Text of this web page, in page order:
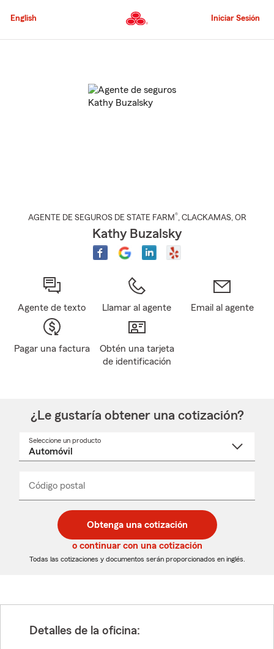
al
principal
English Iniciar Sesión
AGENTE DE SEGUROS DE STATE FARM®, CLACKAMAS, OR
Kathy Buzalsky
Agente de texto Llamar al agente Email al agente
Pagar una factura
Obtén una tarjeta
de identificación
¿Le gustaría obtener una cotización?
Seleccione un producto
desplegable
Código postal
de
5
dígitos
de
5
dígitos
_____
Obtenga una cotización
o continuar con una cotización
Todas las cotizaciones y documentos serán proporcionados en inglés.
Detalles de la oficina: